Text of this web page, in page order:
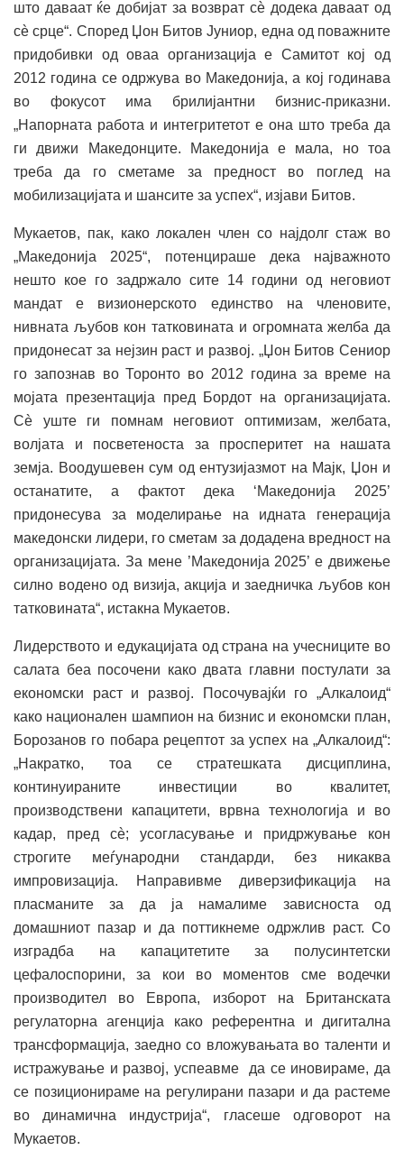
што даваат ќе добијат за возврат сѐ додека даваат од
сè срце“. Според Џон Битов Јуниор, една од поважните
придобивки од оваа организација е Самитот кој од
2012 година се одржува во Македонија, а кој годинава
во фокусот има брилијантни бизнис-приказни.
„Напорната работа и интегритетот е она што треба да
ги движи Македонците. Македонија е мала, но тоа
треба да го сметаме за предност во поглед на
мобилизацијата и шансите за успех“, изјави Битов.
Мукаетов, пак, како локален член со најдолг стаж во
„Македонија 2025“, потенцираше дека најважното
нешто кое го задржало сите 14 години од неговиот
мандат е визионерското единство на членовите,
нивната љубов кон татковината и огромната желба да
придонесат за нејзин раст и развој. „Џон Битов Сениор
го запознав во Торонто во 2012 година за време на
мојата презентација пред Бордот на организацијата.
Сè уште ги помнам неговиот оптимизам, желбата,
волјата и посветеноста за просперитет на нашата
земја. Воодушевен сум од ентузијазмот на Мајк, Џон и
останатите, а фактот дека ‘Македонија 2025’
придонесува за моделирање на идната генерација
македонски лидери, го сметам за додадена вредност на
организацијата. За мене ’Македонија 2025’ е движење
силно водено од визија, акција и заедничка љубов кон
татковината“, истакна Мукаетов.
Лидерството и едукацијата oд страна на учесниците во
салата беа посочени како двата главни постулати за
економски раст и развој. Посочувајќи го „Алкалоид“
како национален шампион на бизнис и економски план,
Борозанов го побара рецептот за успех на „Алкалоид“:
„Накратко, тоа се стратешката дисциплина,
континуираните инвестиции во квалитет,
производствени капацитети, врвна технологија и во
кадар, пред сè; усогласување и придржување кон
строгите меѓународни стандарди, без никаква
импровизација. Направивме диверзификација на
пласманите за да ја намалиме зависноста од
домашниот пазар и да поттикнеме одржлив раст. Со
изградба на капацитетите за полусинтетски
цефалоспорини, за кои во моментов сме водечки
производител во Европа, изборот на Британската
регулаторна агенција како референтна и дигитална
трансформација, заедно со вложувањата во таленти и
истражување и развој, успеавме да се иновираме, да
се позиционираме на регулирани пазари и да растеме
во динамична индустрија“, гласеше одговорот на
Мукаетов.